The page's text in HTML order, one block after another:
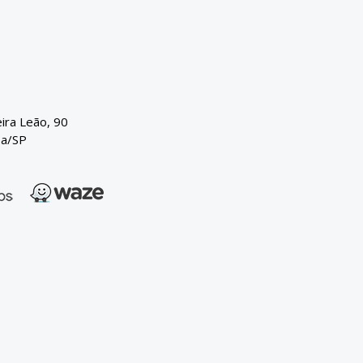
Leão, 90
SP